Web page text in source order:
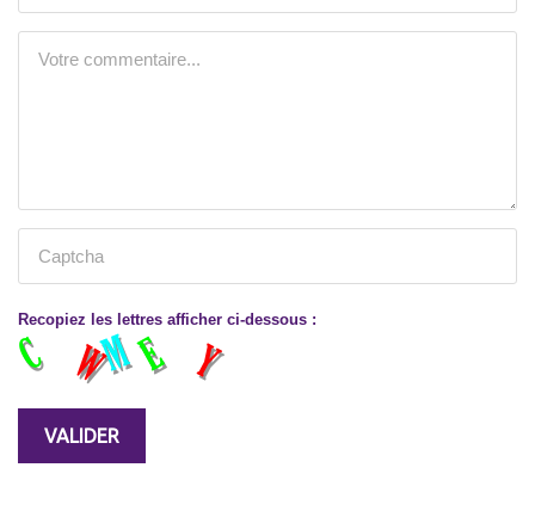
Recopiez les lettres afficher ci-dessous :